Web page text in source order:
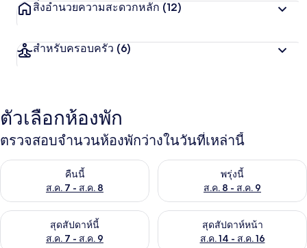
สิ่งอำนวยความสะดวกหลัก (12)
สำหรับครอบครัว (6)
ตัวเลือกห้องพัก
ตรวจสอบจำนวนห้องพักว่างในวันที่เหล่านี้
คืนนี้
ส.ค. 7 - ส.ค. 8
ตรวจสอบจำนวนห้องพักว่างในคืนนี้ ส.ค. 7 - ส.ค. 8พรุ่งนี้
ส.ค. 8 - ส.ค. 9
ตรวจสอบจำนวนห้องพักว่างใน
สุดสัปดาห์นี้
ส.ค. 7 - ส.ค. 9
ตรวจสอบจำนวนห้องพักว่างในสุดสัปดาห์นี้ ส.ค. 7 - ส.ค. 9
สุดสัปดาห์หน้า
ส.ค. 14 - ส.ค. 16
ตรวจสอบจำนวนห้องพักว่างใน